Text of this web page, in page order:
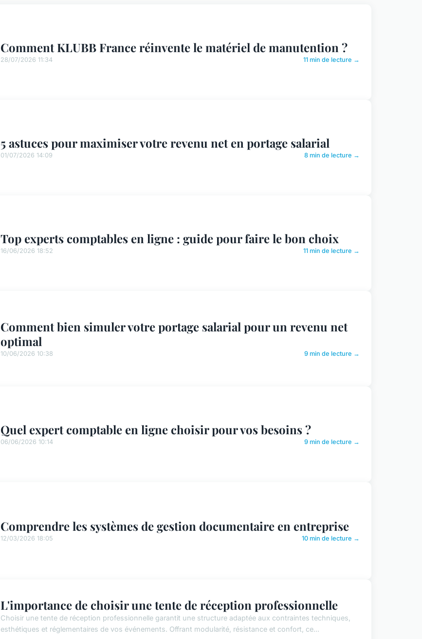
Comment KLUBB France réinvente le matériel de manutention ?
28/07/2026 11:34 11 min de lecture →
5 astuces pour maximiser votre revenu net en portage salarial
01/07/2026 14:09 8 min de lecture →
Top experts comptables en ligne : guide pour faire le bon choix
16/06/2026 18:52 11 min de lecture →
Comment bien simuler votre portage salarial pour un revenu net
optimal
10/06/2026 10:38 9 min de lecture →
Quel expert comptable en ligne choisir pour vos besoins ?
06/06/2026 10:14 9 min de lecture →
Comprendre les systèmes de gestion documentaire en entreprise
12/03/2026 18:05 10 min de lecture →
L'importance de choisir une tente de réception professionnelle
Choisir une tente de réception professionnelle garantit une structure adaptée aux contraintes techniques,
esthétiques et réglementaires de vos événements. Offrant modularité, résistance et confort, ce...